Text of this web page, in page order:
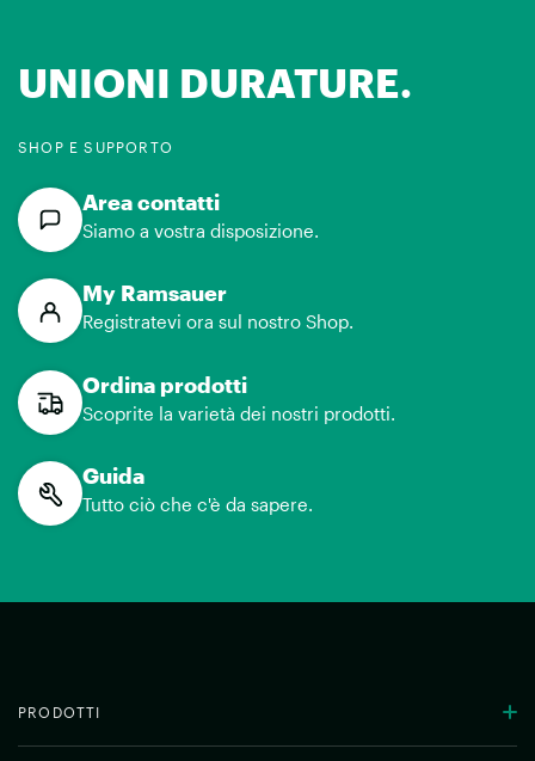
UNIONI DURATURE.
SHOP E SUPPORTO
Area contatti
Siamo a vostra disposizione.
My Ramsauer
Registratevi ora sul nostro Shop.
Ordina prodotti
Scoprite la varietà dei nostri prodotti.
Guida
Tutto ciò che c'è da sapere.
PRODOTTI